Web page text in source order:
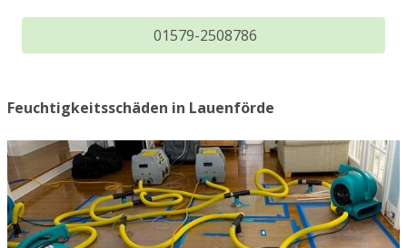
01579-2508786
Feuchtigkeitsschäden in Lauenförde